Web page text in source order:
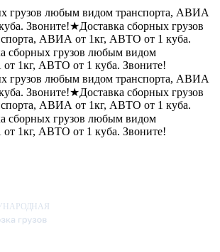
грузов любым видом транспорта, АВИА
Звоните!★Доставка сборных грузов
АВИА от 1кг, АВТО от 1 куба.
сборных грузов любым видом
1кг, АВТО от 1 куба. Звоните!
грузов любым видом транспорта, АВИА
Звоните!★Доставка сборных грузов
АВИА от 1кг, АВТО от 1 куба.
сборных грузов любым видом
1кг, АВТО от 1 куба. Звоните!